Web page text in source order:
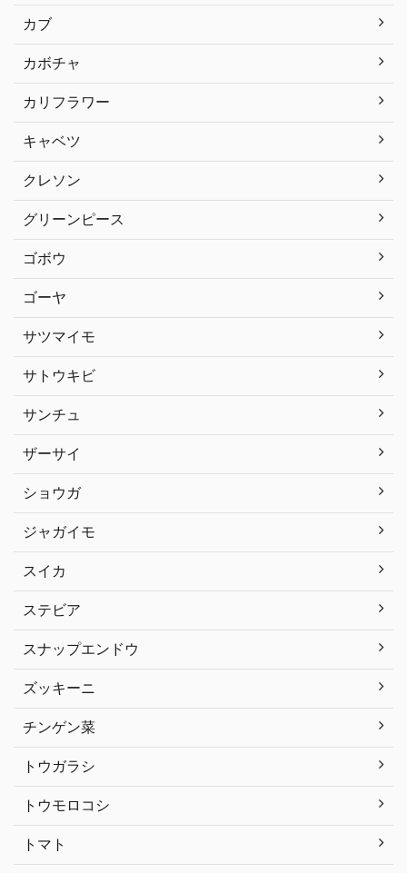
カブ
カボチャ
カリフラワー
キャベツ
クレソン
グリーンピース
ゴボウ
ゴーヤ
サツマイモ
サトウキビ
サンチュ
ザーサイ
ショウガ
ジャガイモ
スイカ
ステビア
スナップエンドウ
ズッキーニ
チンゲン菜
トウガラシ
トウモロコシ
トマト